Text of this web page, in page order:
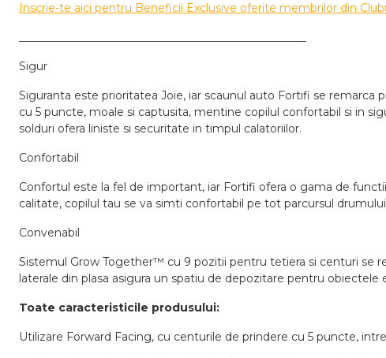
Inscrie-te aici pentru Beneficii Exclusive oferite membrilor din
Sigur
Siguranta este prioritatea Joie, iar scaunul auto Fortifi se remarca
cu 5 puncte, moale si captusita, mentine copilul confortabil si in
solduri ofera liniste si securitate in timpul calatoriilor.
Confortabil
Confortul este la fel de important, iar Fortifi ofera o gama de
calitate, copilul tau se va simti confortabil pe tot parcursul
Convenabil
Sistemul Grow Together™ cu 9 pozitii pentru tetiera si centuri se
laterale din plasa asigura un spatiu de depozitare pentru obiectele
Toate caracteristicile produsului:
Utilizare Forward Facing, cu centurile de prindere cu 5 puncte,